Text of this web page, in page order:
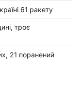
61 ракету
троє
21 поранений